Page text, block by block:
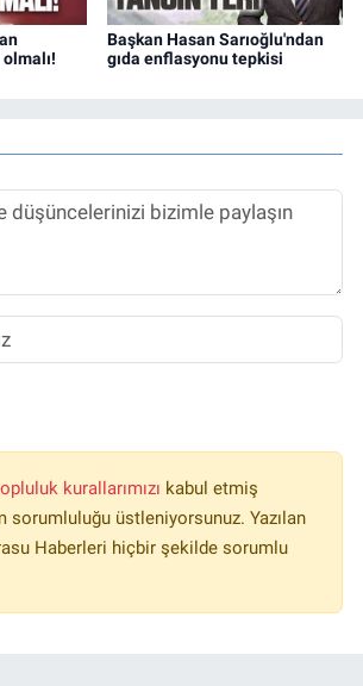
Başkan Hasan Sarıoğlu'ndan
gıda enflasyonu tepkisi
kurallarımızı kabul etmiş
sorumluluğu üstleniyorsunuz. Yazılan
Haberleri hiçbir şekilde sorumlu